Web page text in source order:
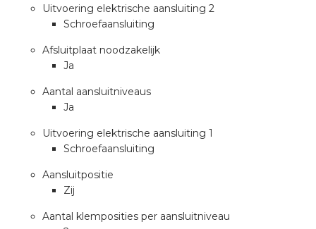
Uitvoering elektrische aansluiting 2
Schroefaansluiting
Afsluitplaat noodzakelijk
Ja
Aantal aansluitniveaus
Ja
Uitvoering elektrische aansluiting 1
Schroefaansluiting
Aansluitpositie
Zij
Aantal klemposities per aansluitniveau
installeren in de tuinbouw
stekerbare vlakkabel
RST®